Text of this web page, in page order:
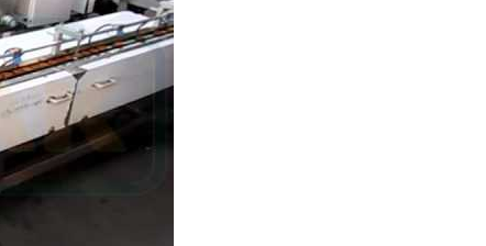
Automática de Bolo. Com alimentador de cartão. Tipo de